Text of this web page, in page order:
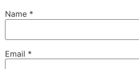
Name *
Email *